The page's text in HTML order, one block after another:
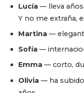
Lucía— lleva años
Y no me extraña,
Martina—
Sofía—
Emma— corto,
Olivia— ha